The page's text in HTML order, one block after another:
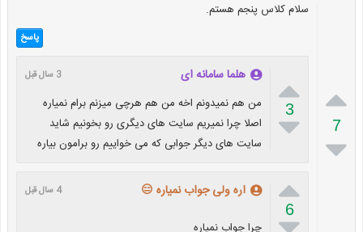

7

سلام کلاس پنجم هستم.
پاسخ

3

هلما سامانه ای 3 سال قبل
من هم نمیدونم اخه من هم هرچی میزنم برام نمیاره
اصلا چرا نمیریم سایت های دیگری رو بخونیم شاید
سایت های دیگر جوابی که می خواییم رو برامون بیاره

6
اره ولی جواب نمیاره 😑 4 سال قبل
چرا جواب نمیاره